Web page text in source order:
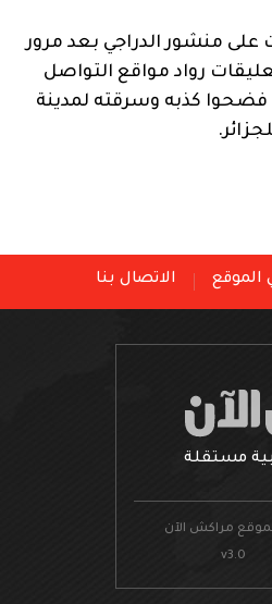
على منشور الدراجي بعد مرور
رواد مواقع التواصل
فضحوا كذبه وسرقته لمدينة
الموقع الاتصال بنا
مستقلة
مراكش الآن
v3.0